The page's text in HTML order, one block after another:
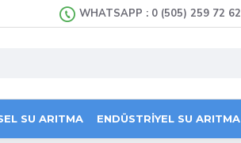
WHATSAPP : 0 (505) 259 72 62
SU ARITMA ENDÜSTRIYEL SU ARITMA